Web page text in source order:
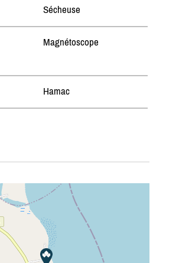
Sécheuse
Magnétoscope
Hamac